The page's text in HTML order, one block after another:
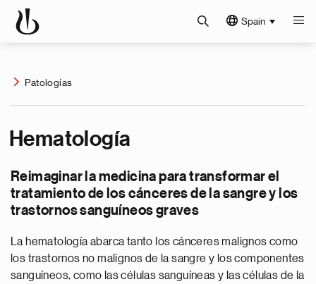
Spain
Patologías
Hematología
Reimaginar la medicina para transformar el
tratamiento de los cánceres de la sangre y los
trastornos sanguíneos graves
La hematología abarca tanto los cánceres malignos como
los trastornos no malignos de la sangre y los componentes
sanguíneos, como las células sanguíneas y las células de la